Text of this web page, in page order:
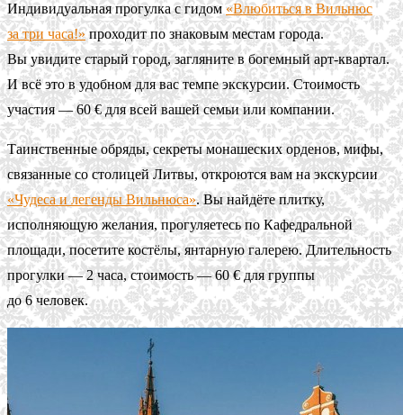
Индивидуальная прогулка с гидом«Влюбиться в Вильнюс
за три часа!»проходит по знаковым местам города.
Вы увидите старый город, загляните в богемный арт-квартал.
И всё это в удобном для вас темпе экскурсии. Стоимость
участия — 60 € для всей вашей семьи или компании.
Таинственные обряды, секреты монашеских орденов, мифы,
связанные со столицей Литвы, откроются вам на экскурсии
«Чудеса и легенды Вильнюса». Вы найдёте плитку,
исполняющую желания, прогуляетесь по Кафедральной
площади, посетите костёлы, янтарную галерею. Длительность
прогулки — 2 часа, стоимость — 60 € для группы
до 6 человек.